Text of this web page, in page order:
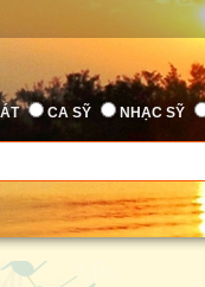
CA SỸ NHẠC SỸ